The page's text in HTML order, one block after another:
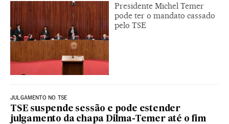
Presidente Michel Temer
pode ter o mandato cassado
pelo TSE
JULGAMENTO NO TSE
TSE suspende sessão e pode estender
julgamento da chapa Dilma-Temer até o fim